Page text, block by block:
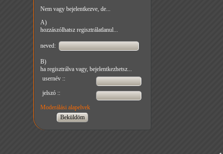
Nem vagy bejelentkezve, de...
A)
hozzászólhatsz regisztrálatlanul...
neved:
B)
ha regisztrálva vagy, bejelentkezhetsz...
usernév ::
jelszó ::
Moderálási alapelvek